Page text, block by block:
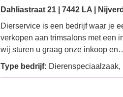
Dahliastraat 21 | 7442 LA |
Dierservice is een bedrijf waar je
verkopen aan trimsalons met een
wij sturen u graag onze inkoop
Type bedrijf: Dierenspeciaalzaak,